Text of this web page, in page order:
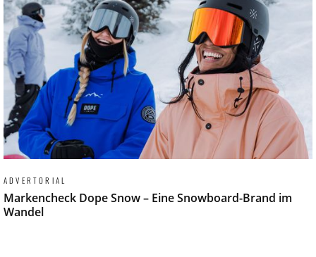
ADVERTORIAL
Markencheck Dope Snow – Eine Snowboard-Brand im
Wandel